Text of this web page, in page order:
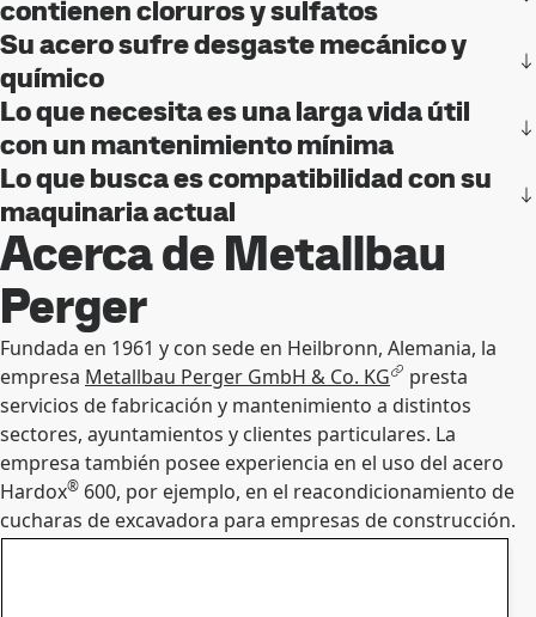
contienen cloruros y sulfatos
Su acero sufre desgaste mecánico y
químico
Lo que necesita es una larga vida útil
con un mantenimiento mínima
Lo que busca es compatibilidad con su
maquinaria actual
Acerca de Metallbau
Perger
Fundada en 1961 y con sede en Heilbronn, Alemania, la
empresa Metallbau Perger GmbH & Co. KG
presta
servicios de fabricación y mantenimiento a distintos
sectores, ayuntamientos y clientes particulares. La
empresa también posee experiencia en el uso del acero
Hardox® 600, por ejemplo, en el reacondicionamiento de
cucharas de excavadora para empresas de construcción.